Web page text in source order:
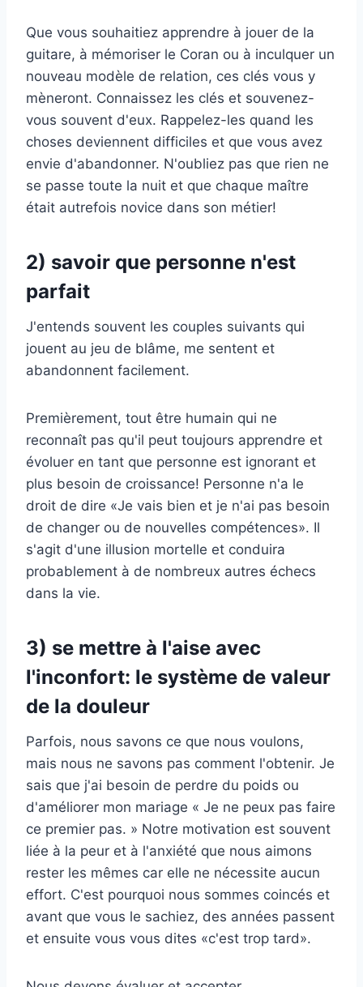
Que vous souhaitiez apprendre à jouer de la
guitare, à mémoriser le Coran ou à inculquer un
nouveau modèle de relation, ces clés vous y
mèneront. Connaissez les clés et souvenez-
vous souvent d'eux. Rappelez-les quand les
choses deviennent difficiles et que vous avez
envie d'abandonner. N'oubliez pas que rien ne
se passe toute la nuit et que chaque maître
était autrefois novice dans son métier!
2) savoir que personne n'est
parfait
J'entends souvent les couples suivants qui
jouent au jeu de blâme, me sentent et
abandonnent facilement.
Premièrement, tout être humain qui ne
reconnaît pas qu'il peut toujours apprendre et
évoluer en tant que personne est ignorant et
plus besoin de croissance! Personne n'a le
droit de dire «Je vais bien et je n'ai pas besoin
de changer ou de nouvelles compétences». Il
s'agit d'une illusion mortelle et conduira
probablement à de nombreux autres échecs
dans la vie.
3) se mettre à l'aise avec
l'inconfort: le système de valeur
de la douleur
Parfois, nous savons ce que nous voulons,
mais nous ne savons pas comment l'obtenir. Je
sais que j'ai besoin de perdre du poids ou
d'améliorer mon mariage « Je ne peux pas faire
ce premier pas. » Notre motivation est souvent
liée à la peur et à l'anxiété que nous aimons
rester les mêmes car elle ne nécessite aucun
effort. C'est pourquoi nous sommes coincés et
avant que vous le sachiez, des années passent
et ensuite vous vous dites «c'est trop tard».